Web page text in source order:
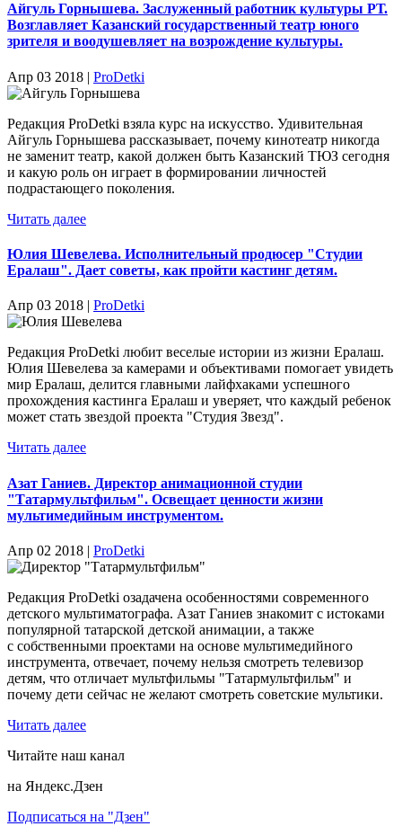
Айгуль Горнышева. Заслуженный работник культуры РТ.
Возглавляет Казанский государственный театр юного
зрителя и воодушевляет на возрождение культуры.
Апр 03 2018 | ProDetki
Редакция ProDetki взяла курс на искусство. Удивительная
Айгуль Горнышева рассказывает, почему кинотеатр никогда
не заменит театр, какой должен быть Казанский ТЮЗ сегодня
и какую роль он играет в формировании личностей
подрастающего поколения.
Читать далее
Юлия Шевелева. Исполнительный продюсер "Студии
Ералаш". Дает советы, как пройти кастинг детям.
Апр 03 2018 | ProDetki
Редакция ProDetki любит веселые истории из жизни Ералаш.
Юлия Шевелева за камерами и объективами помогает увидеть
мир Ералаш, делится главными лайфхаками успешного
прохождения кастинга Ералаш и уверяет, что каждый ребенок
может стать звездой проекта "Студия Звезд".
Читать далее
Азат Ганиев. Директор анимационной студии
"Татармультфильм". Освещает ценности жизни
мультимедийным инструментом.
Апр 02 2018 | ProDetki
Редакция ProDetki озадачена особенностями современного
детского мультиматографа. Азат Ганиев знакомит с истоками
популярной татарской детской анимации, а также
с собственными проектами на основе мультимедийного
инструмента, отвечает, почему нельзя смотреть телевизор
детям, что отличает мультфильмы "Татармультфильм" и
почему дети сейчас не желают смотреть советские мультики.
Читать далее
Читайте наш канал
на Яндекс.Дзен
Подписаться на "Дзен"